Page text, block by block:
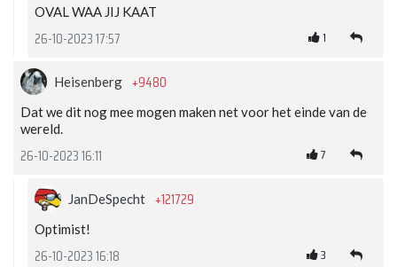
OVAL WAA JIJ KAAT
26-10-2023 17:57 1
Heisenberg +9480
Dat we dit nog mee mogen maken net voor het einde van de
wereld.
26-10-2023 16:11 7
JanDeSpecht +121729
Optimist!
26-10-2023 16:18 3